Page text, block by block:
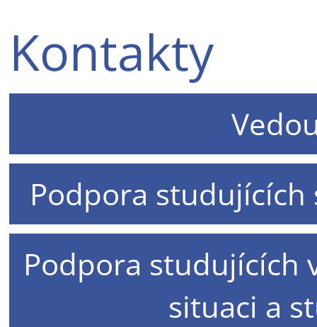
Kontakty
Podpora
Podpora studujících
situaci a